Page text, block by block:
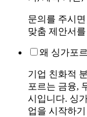
문의를 주시
맞춤 제안서
왜 싱가포
기업 친화적
포르는 금융,
시입니다. 싱
업을 시작하